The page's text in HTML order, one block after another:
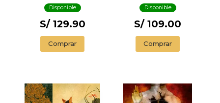
Disponible
S/ 129.90
Comprar
Disponible
S/ 109.00
Comprar